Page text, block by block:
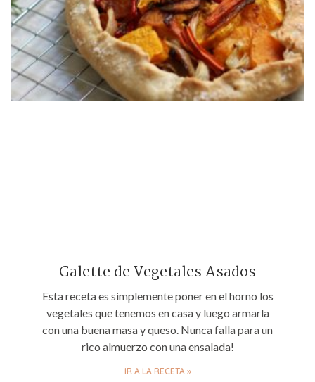
Galette de Vegetales Asados
Esta receta es simplemente poner en el horno los
vegetales que tenemos en casa y luego armarla
con una buena masa y queso. Nunca falla para un
rico almuerzo con una ensalada!
IR A LA RECETA »